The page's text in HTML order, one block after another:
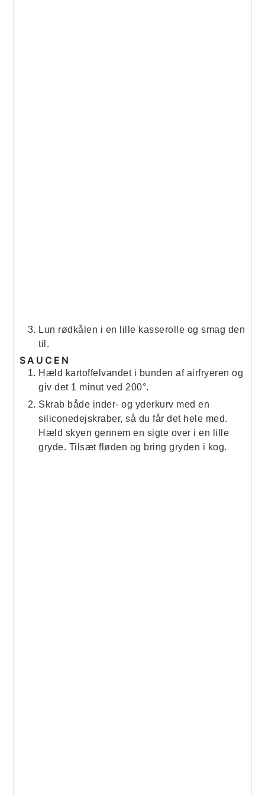
Lun rødkålen i en lille kasserolle og smag den
til.
SAUCEN
Hæld kartoffelvandet i bunden af airfryeren og
giv det 1 minut ved 200°.
Skrab både inder- og yderkurv med en
siliconedejskraber, så du får det hele med.
Hæld skyen gennem en sigte over i en lille
gryde. Tilsæt fløden og bring gryden i kog.